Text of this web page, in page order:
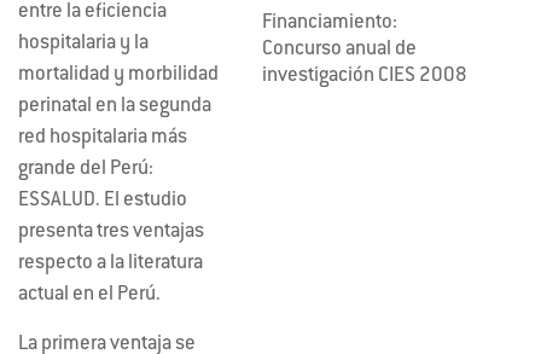
entre la eficiencia
hospitalaria y la
mortalidad y morbilidad
perinatal en la segunda
red hospitalaria más
grande del Perú:
ESSALUD. El estudio
presenta tres ventajas
respecto a la literatura
actual en el Perú.
La primera ventaja se
Financiamiento:
Concurso anual de
investigación CIES 2008